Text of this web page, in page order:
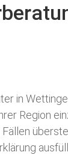
in
Region